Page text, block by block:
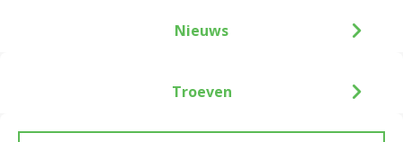
Nieuws
Troeven